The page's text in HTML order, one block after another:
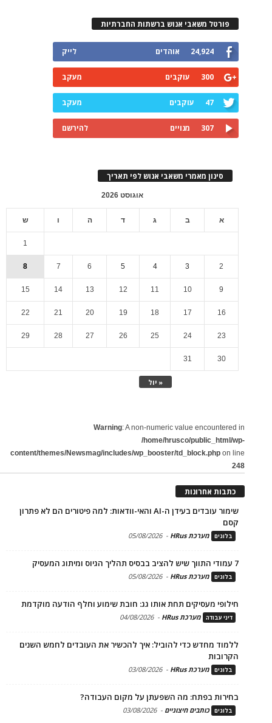
פורטל משאבי אנוש ברשתות החברתיות
24,924 אוהדים לייק
300 עוקבים מעקב
47 עוקבים מעקב
307 מנויים להירשם
סינון מאמרי משאבי אנוש לפי תאריך
אוגוסט 2026
א ב ג ד ה ו ש
« יול
1
2
3
4
5
6
7
8
9
10
11
12
13
14
15
16
17
18
19
20
21
22
23
24
25
26
27
28
29
30
31
Warning: A non-numeric value encountered in
/home/hrusco/public_html/wp-
content/themes/Newsmag/includes/wp_booster/td_block.php on line
248
כתבות אחרונות
שימור עובדים בעידן ה-AI והאי-וודאות: למה פיטורים הם לא פתרון
קסם
בלוגים מערכת HRus -
05/08/2026
7 עמודי התווך שיש להציב בבסיס תהליך הגיוס ומיתוג המעסיק
בלוגים מערכת HRus -
05/08/2026
חילופי מעסיקים תחת אותו גג: חובת שימוע וחלף הודעה מוקדמת
דיני עבודה מערכת HRus -
04/08/2026
ללמוד מחדש כדי להוביל: איך להכשיר את העובדים לחמש השנים
הקרובות
בלוגים מערכת HRus -
03/08/2026
בחירות בפתח: מה השפעתן על מקום העבודה?
בלוגים כותבים חיצוניים -
03/08/2026